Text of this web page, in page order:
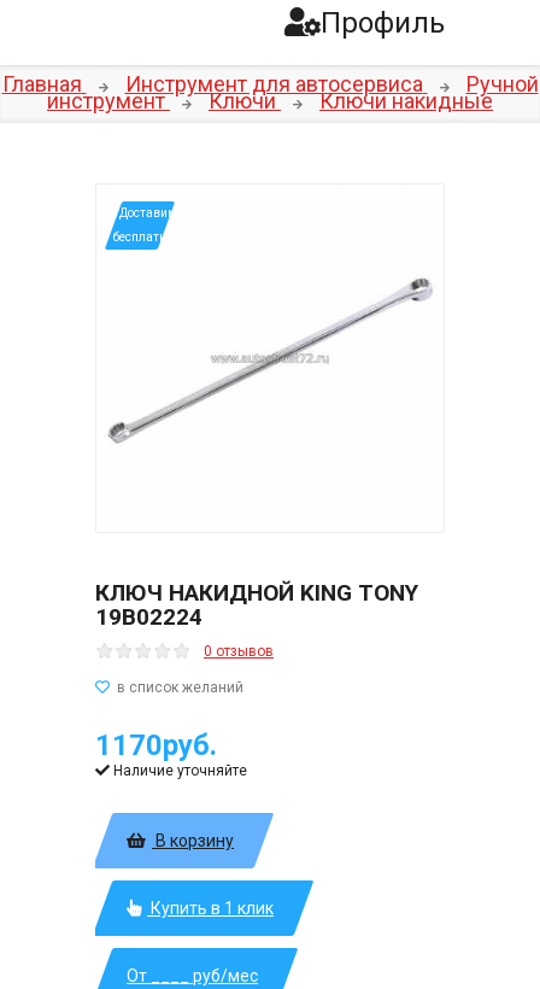
Профиль
Главная Инструмент для автосервиса Ручной
инструмент Ключи Ключи накидные
*Доставим
бесплатно
КЛЮЧ НАКИДНОЙ KING TONY
19B02224
0 отзывов
1170руб.
Наличие уточняйте
В корзину
Купить в 1 клик
От ____ руб/мес